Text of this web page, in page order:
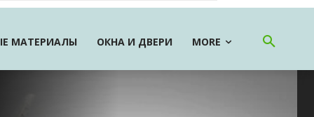
МАТЕРИАЛЫ ОКНА И ДВЕРИ MORE